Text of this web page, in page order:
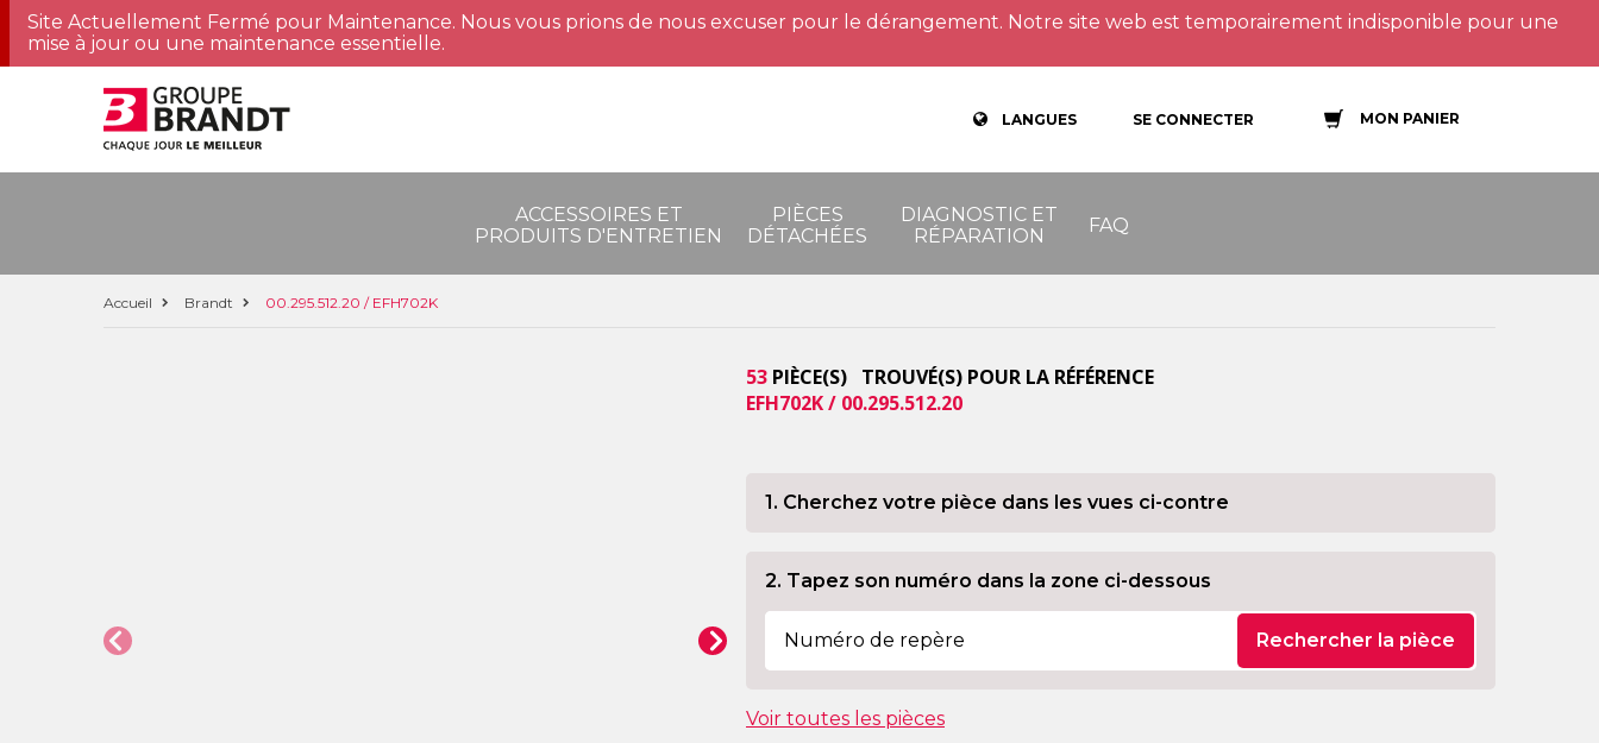
Site Actuellement Fermé pour Maintenance. Nous vous prions de nous excuser pour le dérangement. Notre site web est temporairement indisponible pour une
mise à jour ou une maintenance essentielle.
LANGUES SE CONNECTER MON PANIER
ACCESSOIRES ET
PRODUITS D'ENTRETIEN
PIÈCES
DÉTACHÉES
DIAGNOSTIC ET
RÉPARATION
FAQ
Accueil Brandt 00.295.512.20 / EFH702K
53 PIÈCE(S) TROUVÉ(S) POUR LA RÉFÉRENCE
EFH702K / 00.295.512.20
1. Cherchez votre pièce dans les vues ci-contre
2. Tapez son numéro dans la zone ci-dessous
Rechercher la pièce
Voir toutes les pièces